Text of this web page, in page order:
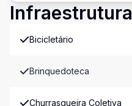
Infraestrutura
Bicicletário
Brinquedoteca
Churrasqueira Coletiva